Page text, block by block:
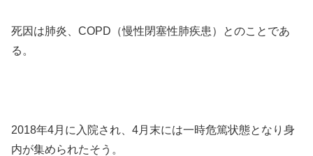
死因は肺炎、COPD（慢性閉塞性肺疾患）とのことであ
る。
2018年4月に入院され、4月末には一時危篤状態となり身
内が集められたそう。